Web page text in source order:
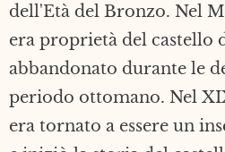
dell'Età del Bronzo. Nel
era proprietà del castello
abbandonato durante le
periodo ottomano. Nel
era tornato a essere un